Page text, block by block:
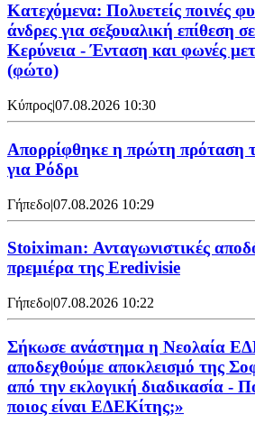
Κατεχόμενα: Πολυετείς ποινές
άνδρες για σεξουαλική επίθεση
Κερύνεια - Ένταση και φωνές
(φώτο)
Κύπρος|07.08.2026 10:30
Απορρίφθηκε η πρώτη πρόταση
για Ρόδρι
Γήπεδο|07.08.2026 10:29
Stoiximan: Ανταγωνιστικές
πρεμιέρα της Eredivisie
Γήπεδο|07.08.2026 10:22
Σήκωσε ανάστημα η Νεολαία
αποδεχθούμε αποκλεισμό της
από την εκλογική διαδικασία -
ποιος είναι ΕΔΕΚίτης;»